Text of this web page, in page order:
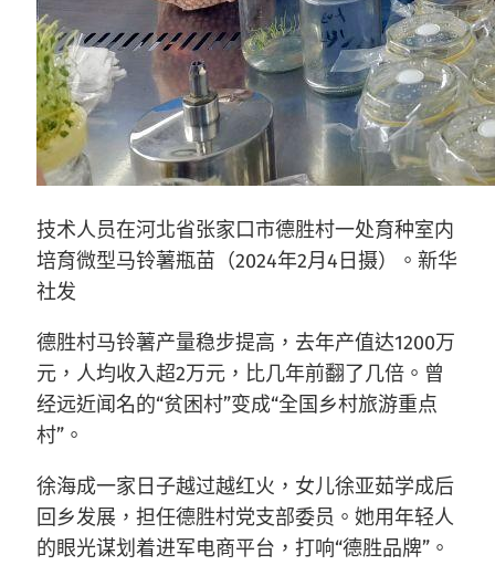
技术人员在河北省张家口市德胜村一处育种室内
培育微型马铃薯瓶苗（2024年2月4日摄）。新华
社发
德胜村马铃薯产量稳步提高，去年产值达1200万
元，人均收入超2万元，比几年前翻了几倍。曾
经远近闻名的“贫困村”变成“全国乡村旅游重点
村”。
徐海成一家日子越过越红火，女儿徐亚茹学成后
回乡发展，担任德胜村党支部委员。她用年轻人
的眼光谋划着进军电商平台，打响“德胜品牌”。